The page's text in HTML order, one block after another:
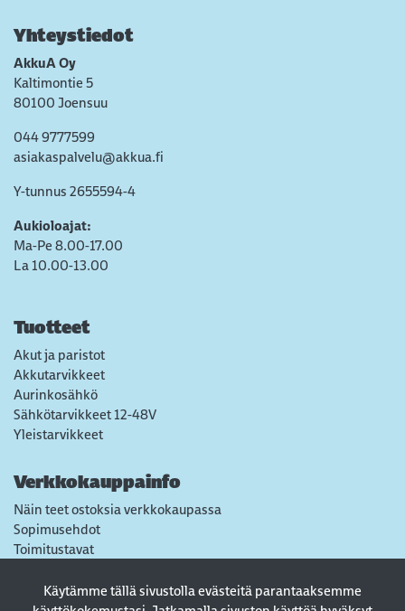
Käytämme tällä sivustolla evästeitä parantaaksemme
Yhteystiedot
AkkuA Oy
Kaltimontie 5
80100 Joensuu
044 9777599
asiakaspalvelu@akkua.fi
Y-tunnus 2655594-4
Aukioloajat:
Ma-Pe 8.00-17.00
La 10.00-13.00
Tuotteet
Akut ja paristot
Akkutarvikkeet
Aurinkosähkö
Sähkötarvikkeet 12-48V
Yleistarvikkeet
Verkkokauppainfo
Näin teet ostoksia verkkokaupassa
Sopimusehdot
Toimitustavat
Tietosuojaseloste